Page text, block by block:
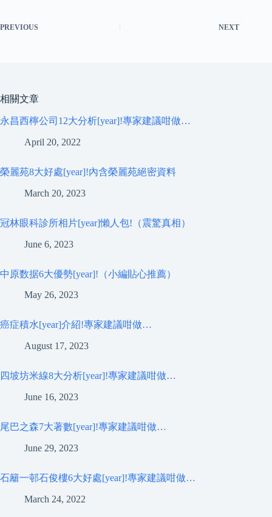
PREVIOUS NEXT
相關文章
永昌西檸公司12大分析[year]!專家建議咁做…
April 20, 2022
榮麗苑8大好處[year]!內含榮麗苑絕密資料
March 20, 2023
冠林眼科診所相片[year]懶人包!（震驚真相）
June 6, 2023
中原数据6大優勢[year]!（小編貼心推薦）
May 26, 2023
癌症積水[year]介紹!專家建議咁做…
August 17, 2023
四坡坊米線8大分析[year]!專家建議咁做…
June 16, 2023
尾巴之森7大著數[year]!專家建議咁做…
June 29, 2023
石籬一邨石俊樓6大好處[year]!專家建議咁做…
March 24, 2022